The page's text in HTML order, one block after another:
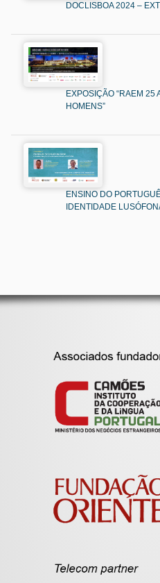
DOCLISBOA 2024 –
EXPOSIÇÃO “RAEM 25
HOMENS”
ENSINO DO
IDENTIDADE